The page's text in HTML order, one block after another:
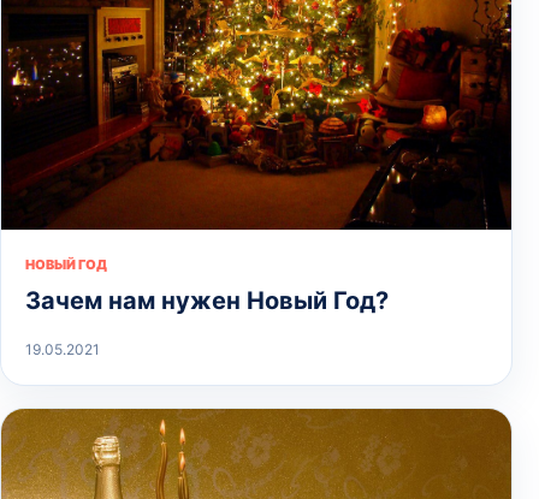
НОВЫЙ ГОД
Зачем нам нужен Новый Год?
19.05.2021